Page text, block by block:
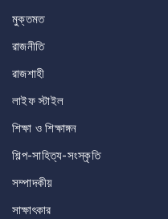
মুক্তমত
রাজনীতি
রাজশাহী
লাইফ স্টাইল
শিক্ষা ও শিক্ষাঙ্গন
শিল্প-সাহিত্য-সংস্কৃতি
সম্পাদকীয়
সাক্ষাৎকার